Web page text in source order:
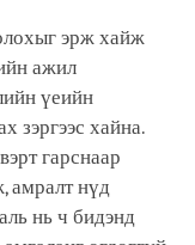
эрж хайж
ажил
үеийн
зэргээс хайна.
гарснаар
амралт нүд
нь ч бидэнд